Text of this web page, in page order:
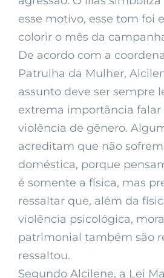
esse motivo, esse tom foi
colorir o mês da
De acordo com a
Patrulha da Mulher,
assunto deve ser sempre
extrema importância falar
violência de gênero.
acreditam que não
doméstica, porque
é somente a física, mas
ressaltar que, além da
violência psicológica,
patrimonial também são
ressaltou.
Segundo Alcilene, a Lei